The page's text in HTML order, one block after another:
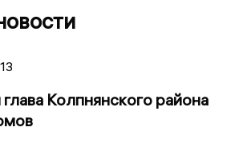
Колпнянского района